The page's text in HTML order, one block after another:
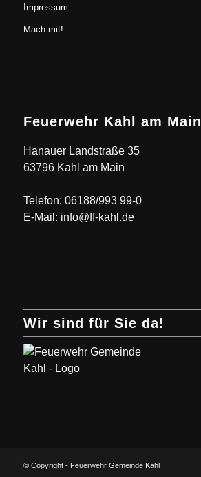
Impressum
Mach mit!
Feuerwehr Kahl am Main
Hanauer Landstraße 35
63796 Kahl am Main
Telefon: 06188/993 99-0
E-Mail: info@ff-kahl.de
Wir sind für Sie da!
© Copyright - Feuerwehr Gemeinde Kahl